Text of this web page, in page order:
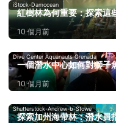
iStock-Damocean
紅樹林為何重要：探索這
10 個月前
Dive Center Aquanauts Grenada
一個潛水中心如何對獅子
10 個月前
Shutterstock-Andrew-b-Stowe
探索加州海帶林：潛水員